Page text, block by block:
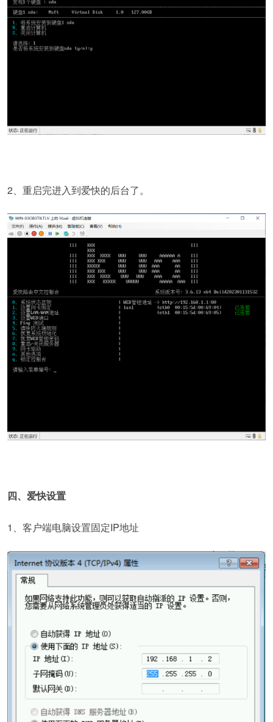
2、重启完进入到爱快的后台了。
四、爱快设置
1、客户端电脑设置固定IP地址